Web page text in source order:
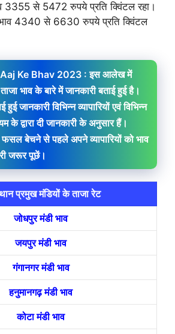
3355 से 5472 रुपये प्रति क्विंटल रहा।
4340 से 6630 रुपये प्रति क्विंटल
Ke Bhav 2023 : इस आलेख में
भाव के बारे में जानकारी बताई हुई है।
जानकारी विभिन्न व्यापारियों एवं विभिन्न
के द्वारा दी जानकारी के अनुसार हैं।
फसल बेचने से पहले अपने व्यापारियों को भाव
जरूर पूछें।
प्रमुख मंडियों के ताजा रेट
जोधपुर मंडी भाव
जयपुर मंडी भाव
गंगानगर मंडी भाव
हनुमानगढ़ मंडी भाव
कोटा मंडी भाव